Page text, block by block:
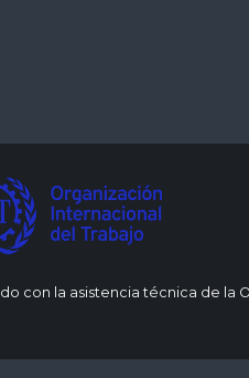
con la asistencia técnica de la